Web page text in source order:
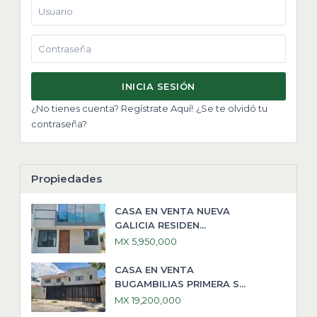
INICIA SESIÓN
¿No tienes cuenta? Regístrate Aquí! ¿Se te olvidó tu
contraseña?
Propiedades
CASA EN VENTA NUEVA
GALICIA RESIDEN...
MX 5,950,000
CASA EN VENTA
BUGAMBILIAS PRIMERA S...
MX 19,200,000